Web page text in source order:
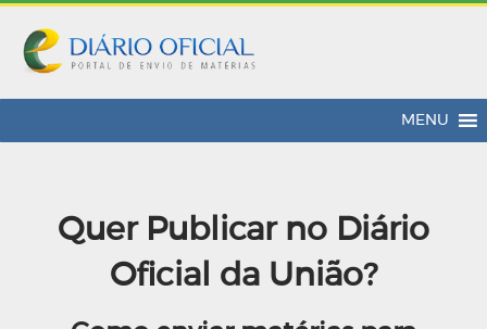
MENU
Quer Publicar no Diário
Oficial da União?